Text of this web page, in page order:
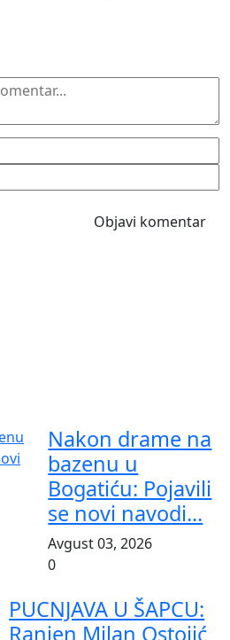
Objavi komentar
Nakon drame na
bazenu u
Bogatiću: Pojavili
se novi navodi...
Avgust 03, 2026
0
PUCNJAVA U ŠAPCU:
Ranjen Milan Ostojić